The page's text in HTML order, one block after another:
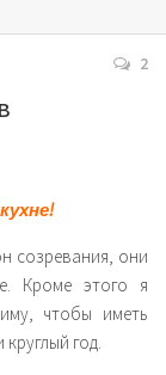
2
созревания, они
Кроме этого я
чтобы иметь
год.